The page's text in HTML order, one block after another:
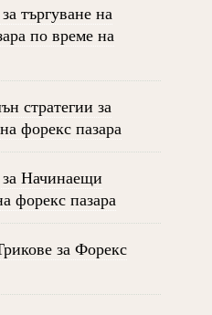
търгуване на
по време на
стратегии за
форекс пазара
Начинаещи
форекс пазара
за Форекс